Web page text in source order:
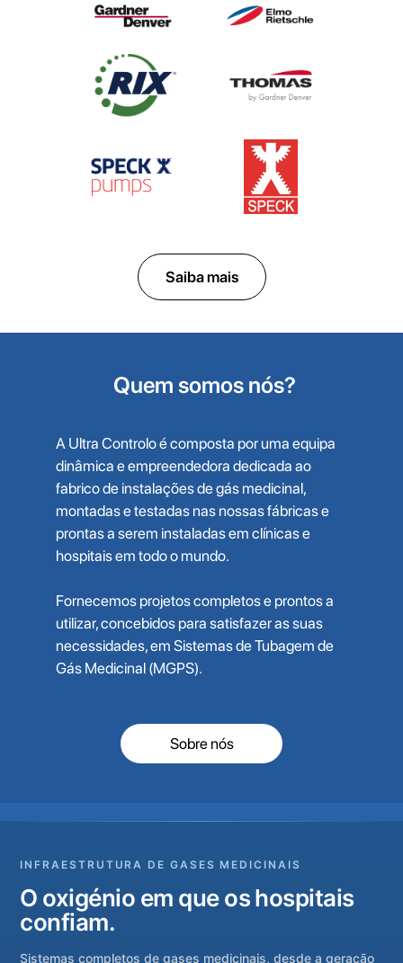
Saiba mais
Quem somos nós?
A Ultra Controlo é composta por uma equipa
dinâmica e empreendedora dedicada ao
fabrico de instalações de gás medicinal,
montadas e testadas nas nossas fábricas e
prontas a serem instaladas em clínicas e
hospitais em todo o mundo.
Fornecemos projetos completos e prontos a
utilizar, concebidos para satisfazer as suas
necessidades, em Sistemas de Tubagem de
Gás Medicinal (MGPS).
Sobre nós
INFRAESTRUTURA DE GASES MEDICINAIS
O oxigénio em que os hospitais
confiam.
Sistemas completos de gases medicinais, desde a geração